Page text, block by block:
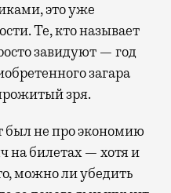
это уже
Те, кто называет
завидуют — год
загара
зря.
был не про экономию
на билетах — хотя и
можно ли убедить